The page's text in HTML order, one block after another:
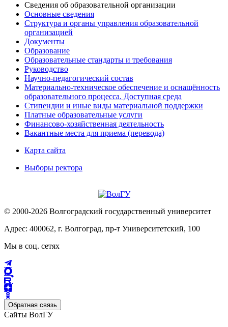
Сведения об образовательной организации
Основные сведения
Структура и органы управления образовательной
организацией
Документы
Образование
Образовательные стандарты и требования
Руководство
Научно-педагогический состав
Материально-техническое обеспечение и оснащённость
образовательного процесса. Доступная среда
Стипендии и иные виды материальной поддержки
Платные образовательные услуги
Финансово-хозяйственная деятельность
Вакантные места для приема (перевода)
Карта сайта
Выборы ректора
© 2000-2026 Волгоградский государственный университет
Адрес: 400062, г. Волгоград, пр-т Университетский, 100
Мы в соц. сетях
Обратная связь
Сайты ВолГУ